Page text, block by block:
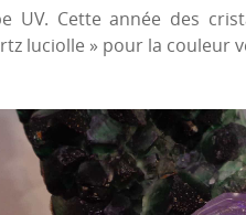
UV. Cette année des
luciolle » pour la